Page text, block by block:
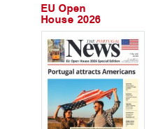
EU Open
House 2026